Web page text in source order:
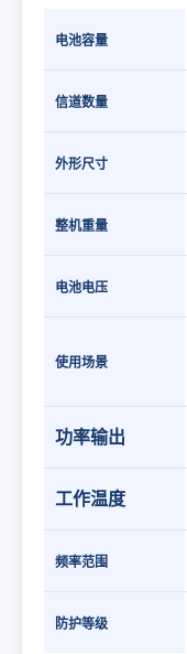
电池容量
信道数量
外形尺寸
整机重量
电池电压
使用场景
功率输出
工作温度
频率范围
防护等级